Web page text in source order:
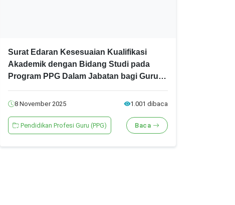
Surat Edaran Kesesuaian Kualifikasi
Akademik dengan Bidang Studi pada
Program PPG Dalam Jabatan bagi Guru
8 November 2025 1.001 dibaca
Pendidikan Profesi Guru (PPG) Baca